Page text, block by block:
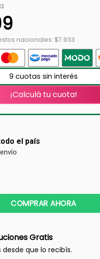
nacionales: $7.933
9 cuotas sin interés
¡Calculá tu cuota!
el país
COMPRAR AHORA
Gratis
desde que lo recibís.